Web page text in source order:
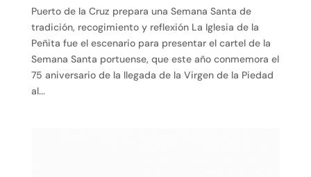
Puerto de la Cruz prepara una Semana Santa de
tradición, recogimiento y reflexión La Iglesia de la
Peñita fue el escenario para presentar el cartel de la
Semana Santa portuense, que este año conmemora el
75 aniversario de la llegada de la Virgen de la Piedad
al...